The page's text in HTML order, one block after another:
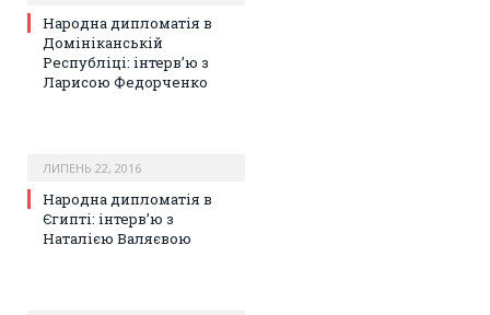
Народна дипломатія в
Домініканській
Республіці: інтерв’ю з
Ларисою Федорченко
ЛИПЕНЬ 22, 2016
Народна дипломатія в
Єгипті: інтерв’ю з
Наталією Валяєвою